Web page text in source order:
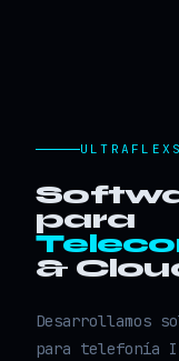
para
&
Desarrollamos
para telefonía